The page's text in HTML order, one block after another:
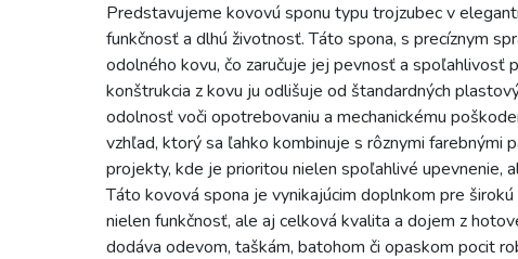
Predstavujeme kovovú sponu typu trojzubec v
funkčnosť a dlhú životnosť. Táto spona, s precíznym
odolného kovu, čo zaručuje jej pevnosť a spoľahlivosť
konštrukcia z kovu ju odlišuje od štandardných
odolnosť voči opotrebovaniu a mechanickému
vzhľad, ktorý sa ľahko kombinuje s rôznymi farebnými
projekty, kde je prioritou nielen spoľahlivé upevnenie,
Táto kovová spona je vynikajúcim doplnkom pre
nielen funkčnosť, ale aj celková kvalita a dojem z
dodáva odevom, taškám, batohom či opaskom pocit